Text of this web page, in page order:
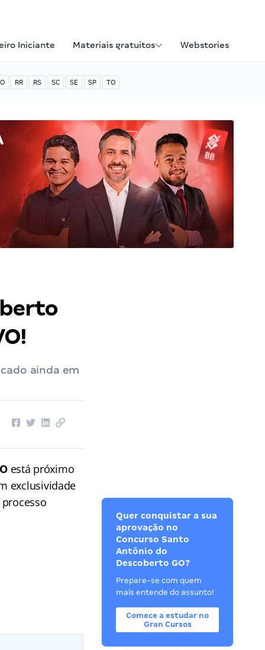
Iniciante Materiais gratuitos Webstories
RR RS SC SE SP TO
ainda em
está próximo
exclusividade
Quer conquistar a sua
aprovação no
Concurso Santo
Antônio do
Descoberto GO?
Prepare-se com quem
mais entende do assunto!
Comece a estudar no
Gran Cursos